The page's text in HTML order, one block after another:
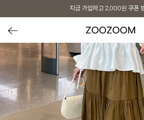
지금 가입하고 2,000원 쿠폰